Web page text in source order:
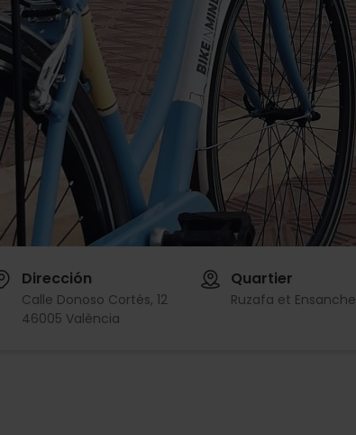
Dirección
Calle Donoso Cortés, 12
46005 València
Quartier
Ruzafa et Ensanche